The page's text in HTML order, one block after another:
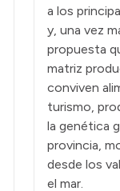
a los
y, una vez
propuesta
matriz
conviven
turismo,
la genética
provincia,
desde los
el mar.